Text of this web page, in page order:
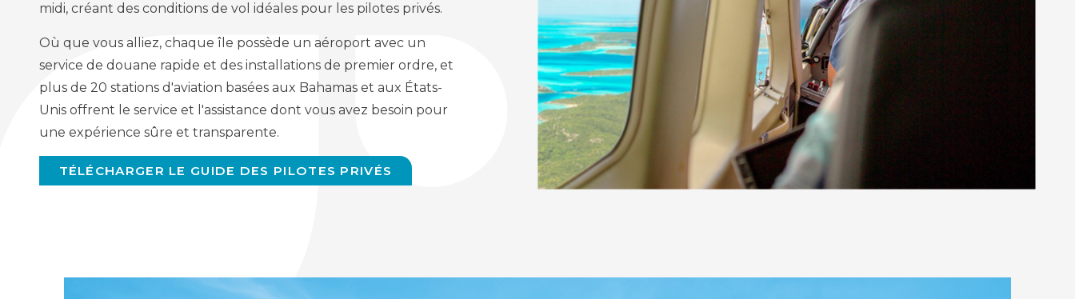
midi, créant des conditions de vol idéales pour les pilotes privés.
Où que vous alliez, chaque île possède un aéroport avec un
service de douane rapide et des installations de premier ordre, et
plus de 20 stations d'aviation basées aux Bahamas et aux États-
Unis offrent le service et l'assistance dont vous avez besoin pour
une expérience sûre et transparente.
TÉLÉCHARGER LE GUIDE DES PILOTES PRIVÉS
(OPENS